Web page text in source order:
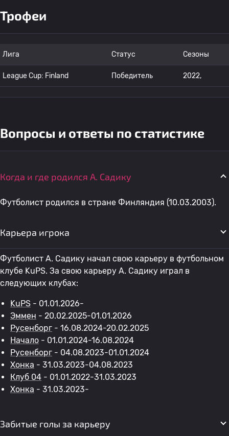
Трофеи
Лига Статус Сезоны
League Cup: Finland Победитель 2022,
Вопросы и ответы по статистике
Когда и где родился A. Садику
Футболист родился в стране Финляндия (10.03.2003).
Карьера игрока
Футболист A. Садику начал свою карьеру в футбольном
клубе KuPS. За свою карьеру A. Садику играл в
следующих клубах:
KuPS - 01.01.2026-
Эммен - 20.02.2025-01.01.2026
Русенборг - 16.08.2024-20.02.2025
Начало - 01.01.2024-16.08.2024
Русенборг - 04.08.2023-01.01.2024
Хонка - 31.03.2023-04.08.2023
Клуб 04 - 01.01.2022-31.03.2023
Хонка - 31.03.2023-
Забитые голы за карьеру